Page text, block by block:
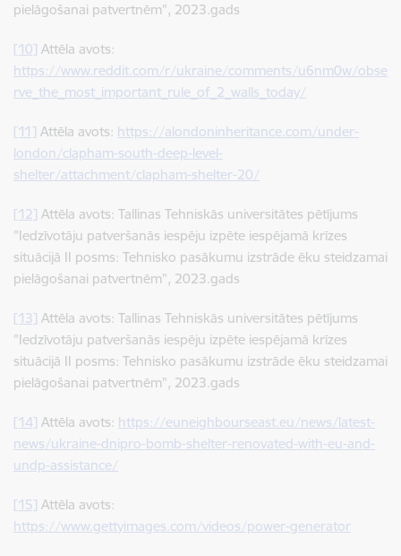
pielāgošanai patvertnēm", 2023.gads
[10] Attēla avots:
https://www.reddit.com/r/ukraine/comments/u6nm0w/obse
rve_the_most_important_rule_of_2_walls_today/
[11] Attēla avots: https://alondoninheritance.com/under-
london/clapham-south-deep-level-
shelter/attachment/clapham-shelter-20/
[12] Attēla avots: Tallinas Tehniskās universitātes pētījums
"Iedzīvotāju patveršanās iespēju izpēte iespējamā krīzes
situācijā II posms: Tehnisko pasākumu izstrāde ēku steidzamai
pielāgošanai patvertnēm", 2023.gads
[13] Attēla avots: Tallinas Tehniskās universitātes pētījums
"Iedzīvotāju patveršanās iespēju izpēte iespējamā krīzes
situācijā II posms: Tehnisko pasākumu izstrāde ēku steidzamai
pielāgošanai patvertnēm", 2023.gads
[14] Attēla avots: https://euneighbourseast.eu/news/latest-
news/ukraine-dnipro-bomb-shelter-renovated-with-eu-and-
undp-assistance/
[15] Attēla avots:
https://www.gettyimages.com/videos/power-generator